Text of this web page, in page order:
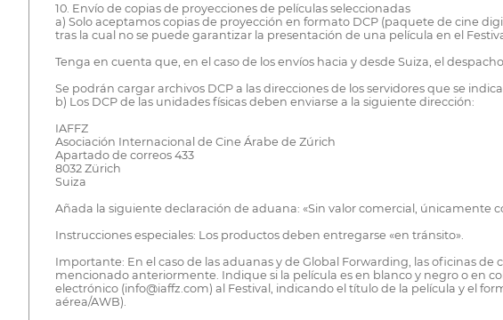
10. Envío de copias de proyecciones de películas seleccionadas
a) Solo aceptamos copias de proyección en formato DCP (paquete de cine
tras la cual no se puede garantizar la presentación de una película en el
Tenga en cuenta que, en el caso de los envíos hacia y desde Suiza, el
Se podrán cargar archivos DCP a las direcciones de los servidores que se
b) Los DCP de las unidades físicas deben enviarse a la siguiente dirección:
IAFFZ
Asociación Internacional de Cine Árabe de Zúrich
Apartado de correos 433
8032 Zürich
Suiza
Añada la siguiente declaración de aduana: «Sin valor comercial, únicamente
Instrucciones especiales: Los productos deben entregarse «en tránsito».
Importante: En el caso de las aduanas y de Global Forwarding, las oficinas
mencionado anteriormente. Indique si la película es en blanco y negro o en
electrónico (info@iaffz.com) al Festival, indicando el título de la película y el
aérea/AWB).